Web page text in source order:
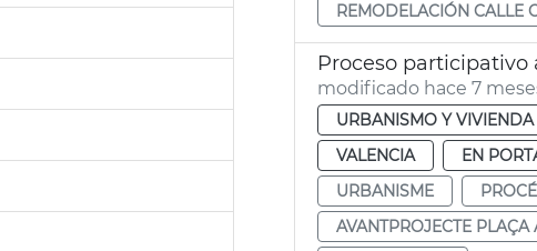
REMODELACIÓN CALLE
Proceso
modificado hace 7
URBANISMO Y VIVIENDA
VALENCIA
EN
URBANISME
AVANTPROJECTE PLAÇA